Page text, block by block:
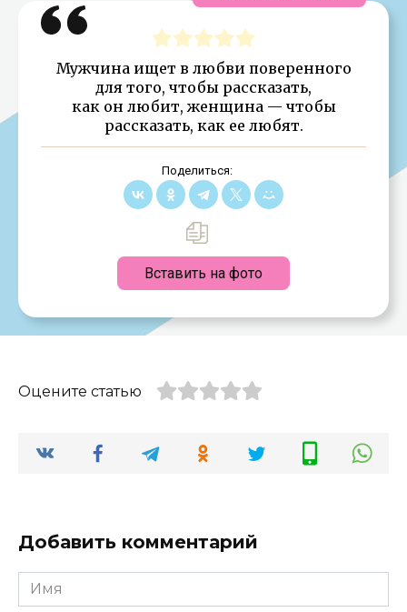
Мужчина ищет в любви поверенного
для того, чтобы рассказать,
как он любит, женщина — чтобы
рассказать, как ее любят.
Поделиться:
Вставить на фото
Оцените статью
Добавить комментарий
Имя
*